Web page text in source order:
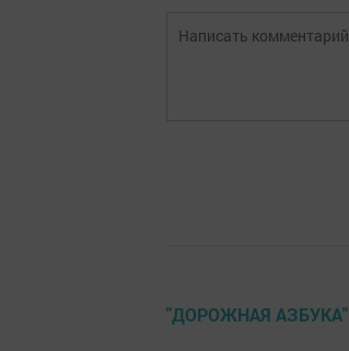
"ДОРОЖНАЯ АЗБУКА"